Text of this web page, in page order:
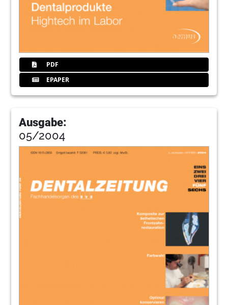
PDF
EPAPER
Ausgabe:
05/2004